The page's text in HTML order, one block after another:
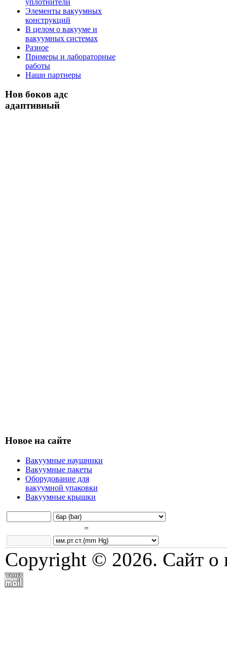
Элементы вакуумных
конструкций
В целом о вакууме и
вакуумных системах
Разное
Примеры и лабораторные
работы
Наши партнеры
Нов боков адс
адаптивный
Новое на сайте
Вакуумные наушники
Вакуумные пакеты
Оборудование для
вакуумной упаковки
Вакуумные крышки
=
Copyright © 2026. Сайт о